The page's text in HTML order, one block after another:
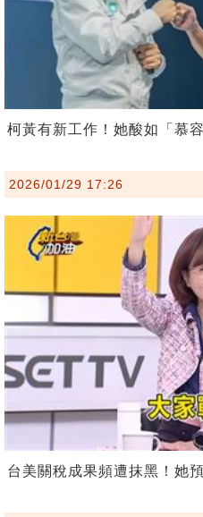
柯黃有新工作！她酸如「慕
2026/01/29 17:26
台美關稅成果頻遭抹黑！她